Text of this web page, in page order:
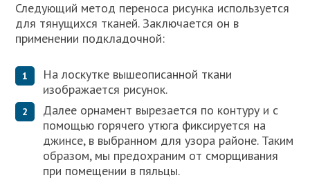
Следующий метод переноса рисунка используется
для тянущихся тканей. Заключается он в
применении подкладочной:
На лоскутке вышеописанной ткани
изображается рисунок.
Далее орнамент вырезается по контуру и с
помощью горячего утюга фиксируется на
джинсе, в выбранном для узора районе. Таким
образом, мы предохраним от сморщивания
при помещении в пяльцы.